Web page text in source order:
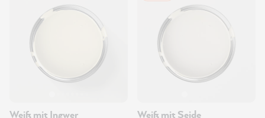
Weiß mit Ingwer Weiß mit Seide